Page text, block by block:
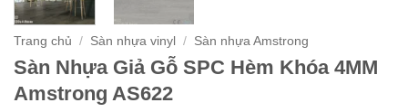
Trang chủ / Sàn nhựa vinyl / Sàn nhựa Amstrong
Sàn Nhựa Giả Gỗ SPC Hèm Khóa 4MM
Amstrong AS622